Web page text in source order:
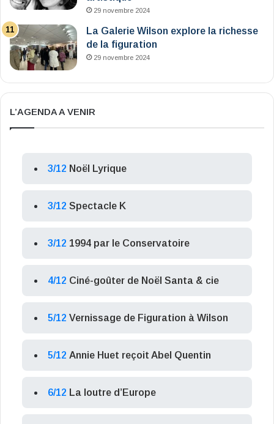
29 novembre 2024
La Galerie Wilson explore la richesse
de la figuration
29 novembre 2024
L’AGENDA A VENIR
3/12 Noël Lyrique
3/12 Spectacle K
3/12 1994 par le Conservatoire
4/12 Ciné-goûter de Noël Santa & cie
5/12 Vernissage de Figuration à Wilson
5/12 Annie Huet reçoit Abel Quentin
6/12 La loutre d’Europe